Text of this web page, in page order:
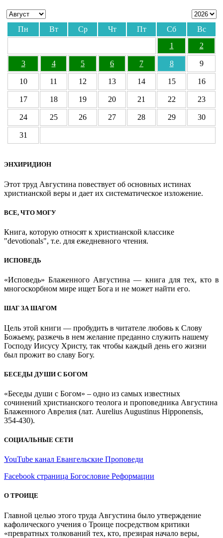
Пн Вт Ср Чт Пт Сб
Вс
1
2
3 4 5 6 7 8 9
10 11 12 13 14 15 16
17 18 19 20 21 22 23
24 25 26 27 28 29 30
31
ЭНХИРИДИОН
Этот труд Августина повествует об основных истинах
христианской веры и дает их систематическое изложение.
ВСЕ, ЧТО МОГУ
Книга, которую относят к христианской классике
"devotionals", т.е. для ежедневного чтения.
ИСПОВЕДЬ
«Исповедь» Блаженного Августина — книга для тех, кто в
многоскорбном мире ищет Бога и не может найти его.
ШАГ ЗА ШАГОМ
Цель этой книги — пробудить в читателе любовь к Слову
Божьему, разжечь в нем желание преданно служить нашему
Господу Иисусу Христу, так чтобы каждый день его жизни
был прожит во славу Богу.
БЕСЕДЫ ДУШИ С БОГОМ
«Беседы души с Богом» – одно из самых известных
сочинений христианского теолога и проповедника Августина
Блаженного Аврелия (лат. Aurelius Augustinus Hipponensis,
354-430).
СОЦИАЛЬНЫЕ СЕТИ
YouTube канал Евангельские Проповеди
Facebook страница Богословие Реформации
О ТРОИЦЕ
Главной целью этого труда Августина было утверждение
кафолического учения о Троице посредством критики
«превратных толкований тех, кто, презирая начало веры,